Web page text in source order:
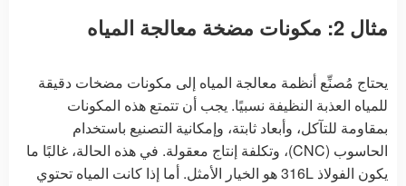
مثال 2: مكونات مضخة معالجة المياه
يحتاج مُصنِّع أنظمة معالجة المياه إلى مكونات مضخات دقيقة
للمياه العذبة النظيفة نسبيًا. يجب أن تتمتع هذه المكونات
بمقاومة للتآكل، وأبعاد ثابتة، وإمكانية التصنيع باستخدام
الحاسوب (CNC)، وتكلفة إنتاج معقولة. في هذه الحالة، غالبًا ما
يكون الفولاذ 316L هو الخيار الأمثل. أما إذا كانت المياه تحتوي